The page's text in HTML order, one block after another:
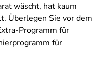
wäscht, hat kaum
Überlegen Sie vor dem
Programm für
für